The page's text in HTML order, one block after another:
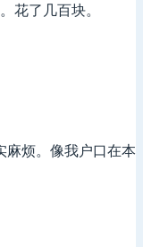
花了几百块。
麻烦。像我户口在本